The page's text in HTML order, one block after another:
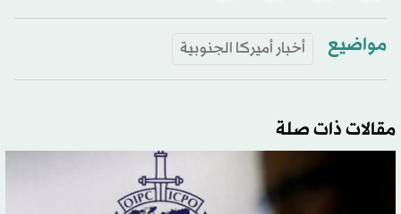
مواضيع أخبار أميركا الجنوبية
مقالات ذات صلة